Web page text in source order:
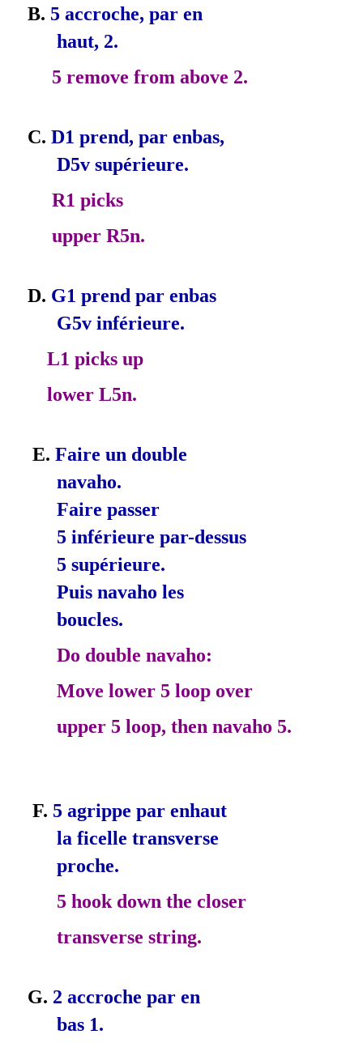
B. 5 accroche, par en­
haut, 2.
5 remove from above 2.
C. D1 prend, par en­bas,
D5v supérieure.
R1 picks
upper R5n.
D. G1 prend par en­bas
G5v inférieure.
L1 picks up
lower L5n.
E. Faire un double
navaho.
Faire passer
5 inférieure par­-dessus
5 supérieure.
Puis navaho les
boucles.
Do double navaho:
Move lower 5 loop over
upper 5 loop, then navaho 5.
F. 5 agrippe par en­haut
la ficelle transverse
proche.
5 hook down the closer
transverse string.
G. 2 accroche par en­
bas 1.